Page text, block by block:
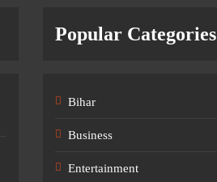
Popular Categories
Bihar
Business
Entertainment